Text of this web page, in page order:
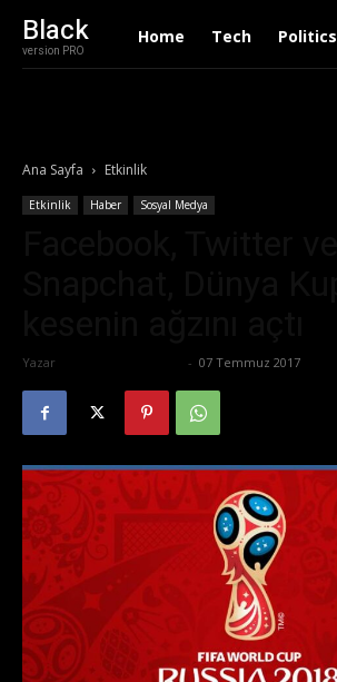
Black
version PRO
Home Tech Politics
Ana Sayfa Etkinlik
Etkinlik Haber Sosyal Medya
Yazar - 07 Temmuz 2017